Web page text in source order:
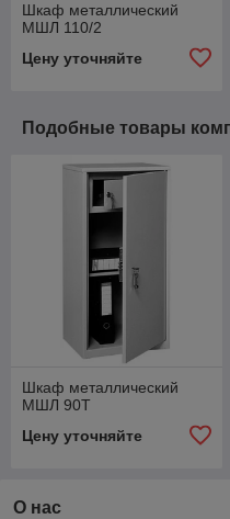
Шкаф металлический
МШЛ 110/2
Цену уточняйте
Подобные товары
Шкаф металлический
МШЛ 90Т
Цену уточняйте
О нас